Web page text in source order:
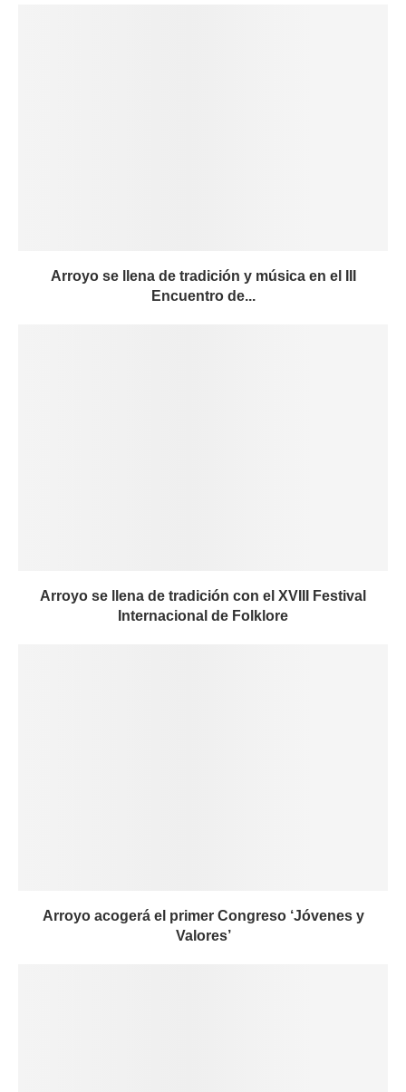
Arroyo se llena de tradición y música en el III
Encuentro de...
Arroyo se llena de tradición con el XVIII Festival
Internacional de Folklore
Arroyo acogerá el primer Congreso ‘Jóvenes y
Valores’